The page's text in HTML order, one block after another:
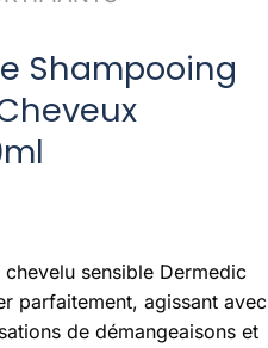
Shampooing
sensible Dermedic
parfaitement, agissant avec
de démangeaisons et